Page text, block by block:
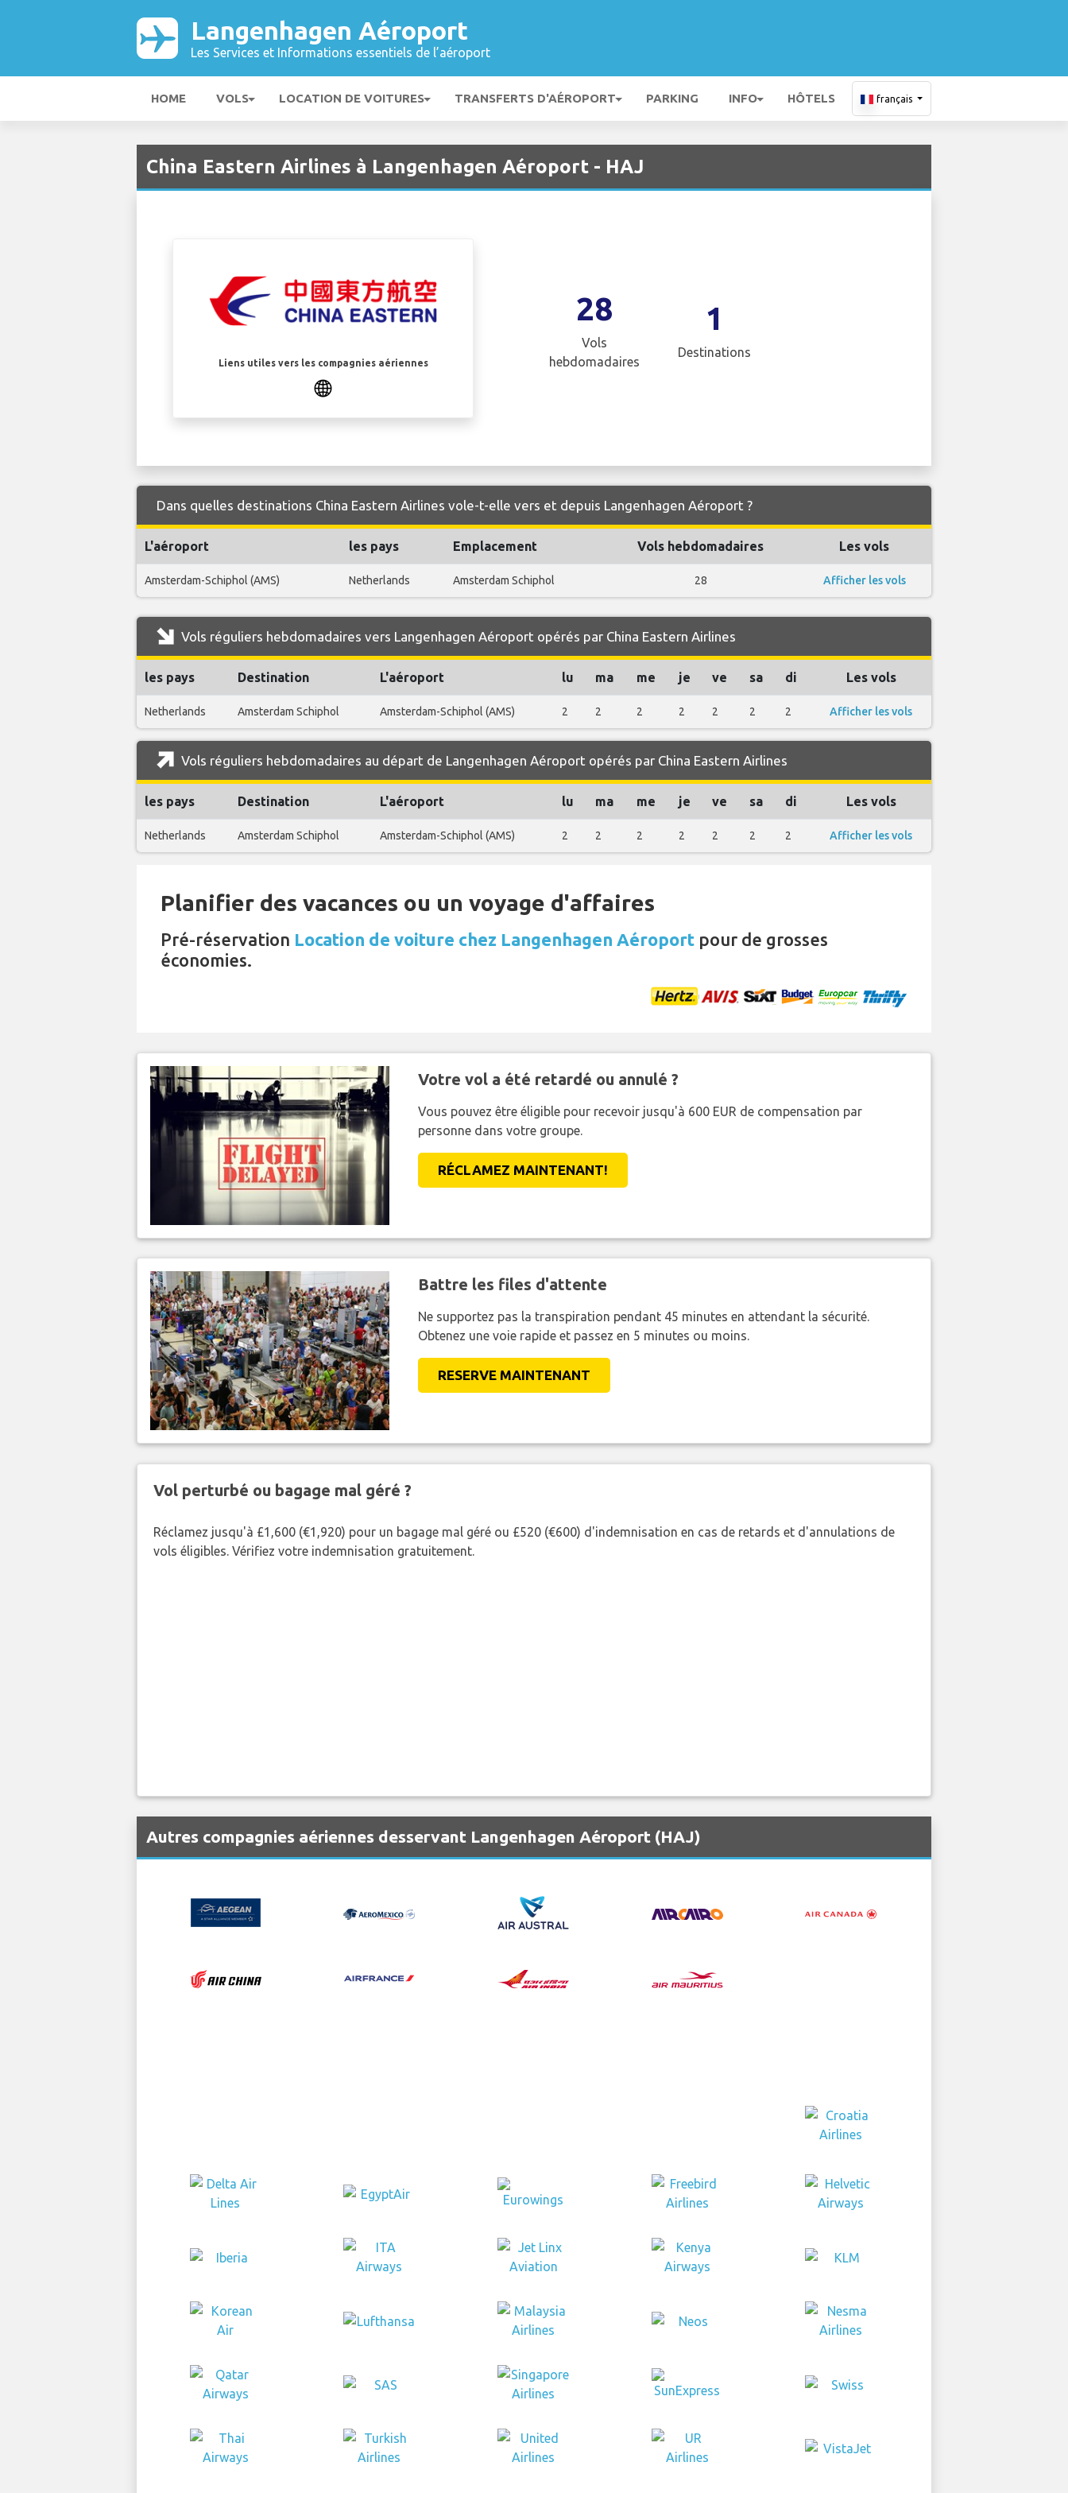
Langenhagen Aéroport
Les Services et Informations essentiels de l’aéroport
HOME VOLS LOCATION DE VOITURES TRANSFERTS D'AÉROPORT PARKING INFO HÔTELS français
China Eastern Airlines à Langenhagen Aéroport - HAJ
Liens utiles vers les compagnies aériennes
28
Vols
hebdomadaires
1
Destinations
Dans quelles destinations China Eastern Airlines vole-t-elle vers et depuis Langenhagen Aéroport ?
L'aéroport les pays Emplacement Vols hebdomadaires Les vols
Amsterdam-Schiphol (AMS) Netherlands Amsterdam Schiphol 28 Afficher les vols
Vols réguliers hebdomadaires vers Langenhagen Aéroport opérés par China Eastern Airlines
les pays Destination L'aéroport lu ma me je ve sa di Les vols
Netherlands Amsterdam Schiphol Amsterdam-Schiphol (AMS) 2 2 2 2 2 2 2 Afficher les vols
Vols réguliers hebdomadaires au départ de Langenhagen Aéroport opérés par China Eastern Airlines
les pays Destination L'aéroport lu ma me je ve sa di Les vols
Netherlands Amsterdam Schiphol Amsterdam-Schiphol (AMS) 2 2 2 2 2 2 2 Afficher les vols
Planifier des vacances ou un voyage d'affaires
Pré-réservation Location de voiture chez Langenhagen Aéroport pour de grosses
économies.
Votre vol a été retardé ou annulé ?
Vous pouvez être éligible pour recevoir jusqu'à 600 EUR de compensation par
personne dans votre groupe.
RÉCLAMEZ MAINTENANT!
Battre les files d'attente
Ne supportez pas la transpiration pendant 45 minutes en attendant la sécurité.
Obtenez une voie rapide et passez en 5 minutes ou moins.
RESERVE MAINTENANT
Vol perturbé ou bagage mal géré ?
Réclamez jusqu'à £1,600 (€1,920) pour un bagage mal géré ou £520 (€600) d'indemnisation en cas de retards et d'annulations de
vols éligibles. Vérifiez votre indemnisation gratuitement.
Autres compagnies aériennes desservant Langenhagen Aéroport (HAJ)